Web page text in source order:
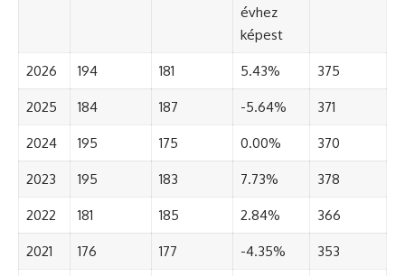
évhez
képest
2026 194 181 5.43% 375
2025 184 187 -5.64% 371
2024 195 175 0.00% 370
2023 195 183 7.73% 378
2022 181 185 2.84% 366
2021 176 177 -4.35% 353